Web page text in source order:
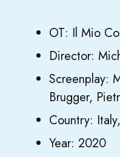
OT: Il Mio
Director:
Screenplay:
Brugger,
Country:
Year: 2020